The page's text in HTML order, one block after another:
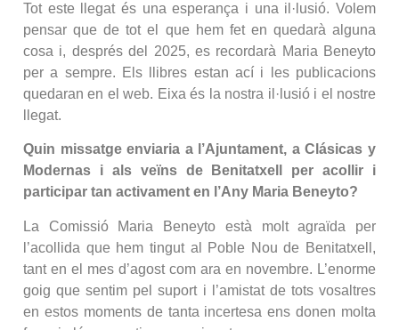
Tot este llegat és una esperança i una il·lusió. Volem
pensar que de tot el que hem fet en quedarà alguna
cosa i, després del 2025, es recordarà Maria Beneyto
per a sempre. Els llibres estan ací i les publicacions
quedaran en el web. Eixa és la nostra il·lusió i el nostre
llegat.
Quin missatge enviaria a l’Ajuntament, a Clásicas y
Modernas i als veïns de Benitatxell per acollir i
participar tan activament en l’Any Maria Beneyto?
La Comissió Maria Beneyto està molt agraïda per
l’acollida que hem tingut al Poble Nou de Benitatxell,
tant en el mes d’agost com ara en novembre. L’enorme
goig que sentim pel suport i l’amistat de tots vosaltres
en estos moments de tanta incertesa ens donen molta